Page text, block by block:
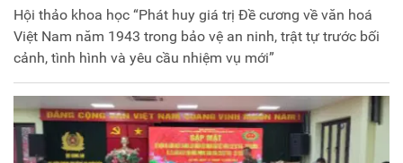
Hội thảo khoa học “Phát huy giá trị Đề cương về văn hoá
Việt Nam năm 1943 trong bảo vệ an ninh, trật tự trước bối
cảnh, tình hình và yêu cầu nhiệm vụ mới”